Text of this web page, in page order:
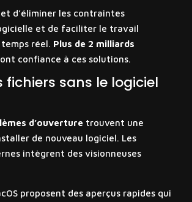
d’éliminer les contraintes
et de faciliter le travail
réel. Plus de 2 milliards
confiance à ces solutions.
fichiers sans le logiciel
d’ouverturetrouvent une
de nouveau logiciel. Les
intègrent des visionneuses
proposent des aperçus rapides qui